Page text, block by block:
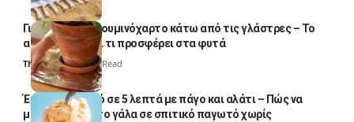
Γιατί βάζουν αλουμινόχαρτο κάτω από τις γλάστρες – Το
απλό κόλπο και τι προσφέρει στα φυτά
Thali Ombre4 Min Read
Έτοιμο παγωτό σε 5 λεπτά με πάγο και αλάτι – Πώς να
μετατρέψετε το γάλα σε σπιτικό παγωτό χωρίς